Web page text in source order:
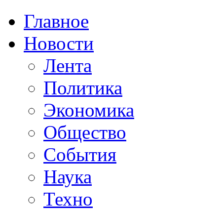
Главное
Новости
Лента
Политика
Экономика
Общество
События
Наука
Техно